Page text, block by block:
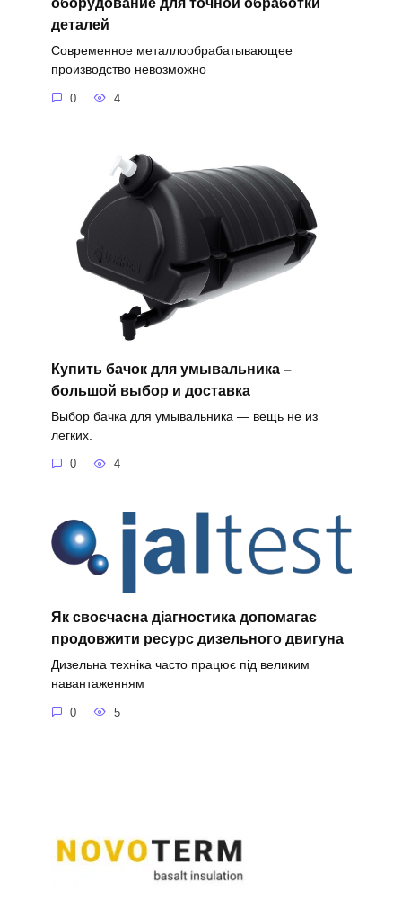
деталей
Современное металлообрабатывающее
производство невозможно
0 4
Купить бачок для умывальника –
большой выбор и доставка
Выбор бачка для умывальника — вещь не из
легких.
0 4
Як своєчасна діагностика допомагає
продовжити ресурс дизельного двигуна
Дизельна техніка часто працює під великим
навантаженням
0 5